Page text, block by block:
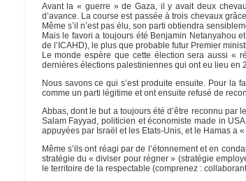
Avant la « guerre » de Gaza, il y avait deux
d’avance. La course est passée à trois chevaux
Même s’il n’est pas élu, son parti obtiendra
Mais le favori a toujours été Benjamin Netanyahou
de l’ICAHD), le plus que probable futur Premier
Le monde espère que cette élection sera aussi «
dernières élections palestiniennes qui ont eu lieu en
Nous savons ce qui s’est produite ensuite. Pour la
comme un parti légitime et ont ensuite refusé de
Abbas, dont le but a toujours été d’être reconnu par
Salam Fayyad, politicien et économiste made in
appuyées par Israël et les Etats-Unis, et le Hamas a
Même s’ils ont réagi par de l’étonnement et en
stratégie du « diviser pour régner » (stratégie
le territoire de la respectable (comprenez :